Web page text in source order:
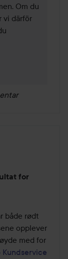
Om du
vi därför
2
for
både rødt
opplever
med for
Kundservice